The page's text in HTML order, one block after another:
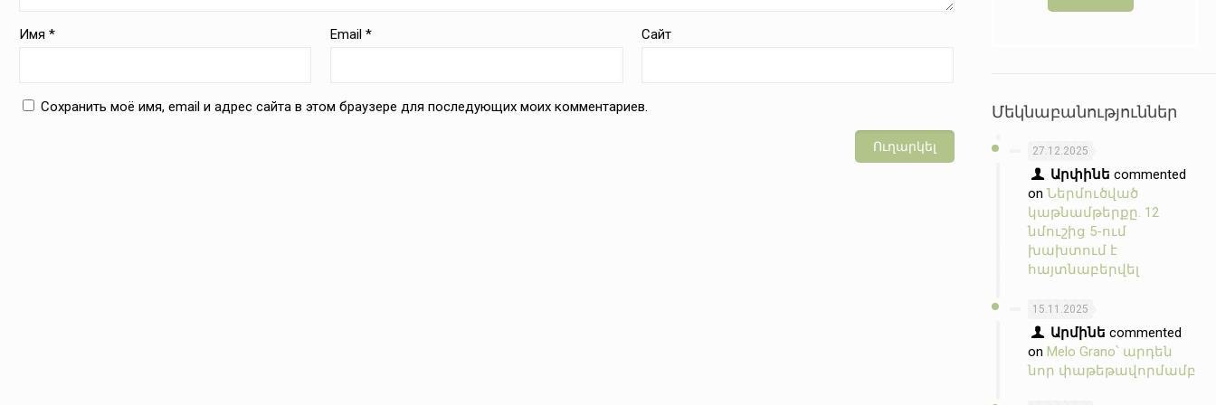
Имя * Email * Сайт
Сохранить моё имя, email и адрес сайта в этом браузере для последующих моих комментариев. Մեկնաբանություններ
27.12.2025
Արփինե commented
onՆերմուծված
կաթնամթերքը. 12
նմուշից 5-ում
խախտում է
հայտնաբերվել
15.11.2025
Արմինե commented
onMelo Grano՝ արդեն
նոր փաթեթավորմամբ